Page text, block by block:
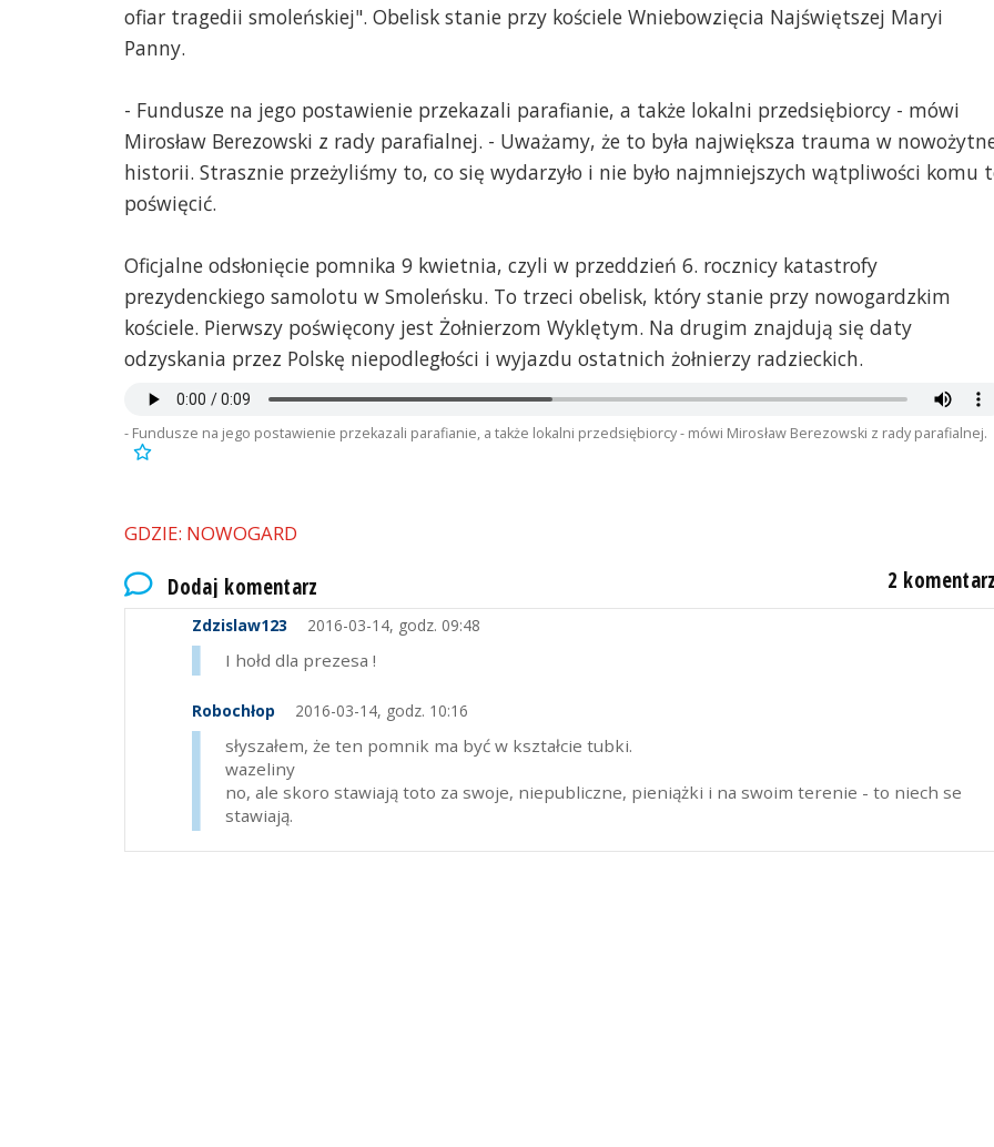
ofiar tragedii smoleńskiej". Obelisk stanie przy kościele Wniebowzięcia Najświętszej Maryi
Panny.
- Fundusze na jego postawienie przekazali parafianie, a także lokalni przedsiębiorcy - mówi
Mirosław Berezowski z rady parafialnej. - Uważamy, że to była największa trauma w
historii. Strasznie przeżyliśmy to, co się wydarzyło i nie było najmniejszych wątpliwości komu
poświęcić.
Oficjalne odsłonięcie pomnika 9 kwietnia, czyli w przeddzień 6. rocznicy katastrofy
prezydenckiego samolotu w Smoleńsku. To trzeci obelisk, który stanie przy nowogardzkim
kościele. Pierwszy poświęcony jest Żołnierzom Wyklętym. Na drugim znajdują się daty
odzyskania przez Polskę niepodległości i wyjazdu ostatnich żołnierzy radzieckich.
- Fundusze na jego postawienie przekazali parafianie, a także lokalni przedsiębiorcy - mówi Mirosław Berezowski z rady parafialnej.
GDZIE: NOWOGARD
Dodaj komentarz 2
Zdzislaw123 2016-03-14, godz. 09:48
I hołd dla prezesa !
Robochłop 2016-03-14, godz. 10:16
słyszałem, że ten pomnik ma być w kształcie tubki.
wazeliny
no, ale skoro stawiają toto za swoje, niepubliczne, pieniążki i na swoim terenie - to niech se
stawiają.